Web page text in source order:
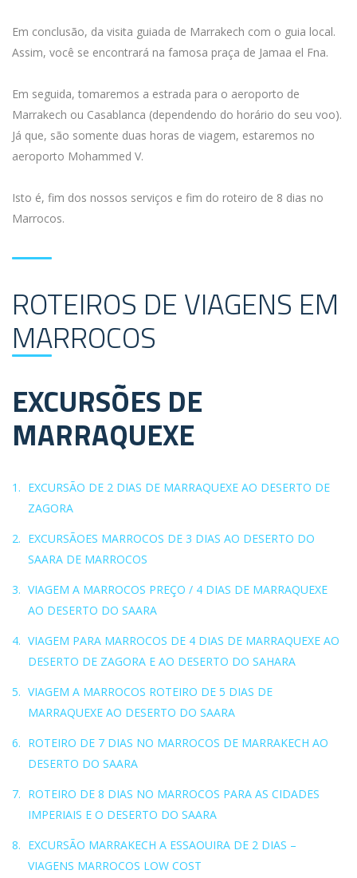
Em conclusão, da visita guiada de Marrakech com o guia local.
Assim, você se encontrará na famosa praça de Jamaa el Fna.
Em seguida, tomaremos a estrada para o aeroporto de
Marrakech ou Casablanca (dependendo do horário do seu voo).
Já que, são somente duas horas de viagem, estaremos no
aeroporto Mohammed V.
Isto é, fim dos nossos serviços e fim do roteiro de 8 dias no
Marrocos.
ROTEIROS DE VIAGENS EM
MARROCOS
EXCURSÕES DE
MARRAQUEXE
EXCURSÃO DE 2 DIAS DE MARRAQUEXE AO DESERTO DE
ZAGORA
EXCURSÃOES MARROCOS DE 3 DIAS AO DESERTO DO
SAARA DE MARROCOS
VIAGEM A MARROCOS PREÇO / 4 DIAS DE MARRAQUEXE
AO DESERTO DO SAARA
VIAGEM PARA MARROCOS DE 4 DIAS DE MARRAQUEXE AO
DESERTO DE ZAGORA E AO DESERTO DO SAHARA
VIAGEM A MARROCOS ROTEIRO DE 5 DIAS DE
MARRAQUEXE AO DESERTO DO SAARA
ROTEIRO DE 7 DIAS NO MARROCOS DE MARRAKECH AO
DESERTO DO SAARA
ROTEIRO DE 8 DIAS NO MARROCOS PARA AS CIDADES
IMPERIAIS E O DESERTO DO SAARA
EXCURSÃO MARRAKECH A ESSAOUIRA DE 2 DIAS –
VIAGENS MARROCOS LOW COST